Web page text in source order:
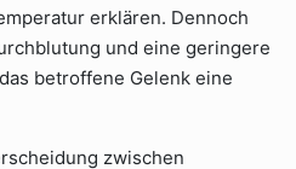
erklären. Dennoch
und eine geringere
betroffene Gelenk eine
zwischen